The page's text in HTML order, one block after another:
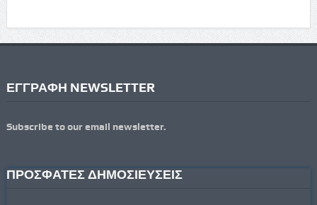
ΕΓΓΡΑΦΗ NEWSLETTER
Subscribe to our email newsletter.
ΠΡΟΣΦΑΤΕΣ ΔΗΜΟΣΙΕΥΣΕΙΣ